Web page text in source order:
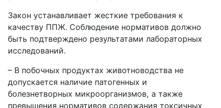
Закон устанавливает жесткие требования к
качеству ППЖ. Соблюдение нормативов должно
быть подтверждено результатами лабораторных
исследований.
– В побочных продуктах животноводства не
допускается наличие патогенных и
болезнетворных микроорганизмов, а также
превышения нормативов содержания токсичных